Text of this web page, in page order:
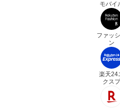
モバイ
ファッ
ン
楽天24
クスプ